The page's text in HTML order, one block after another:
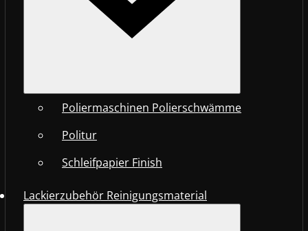
Poliermaschinen Polierschwämme
Politur
Schleifpapier Finish
Lackierzubehör Reinigungsmaterial